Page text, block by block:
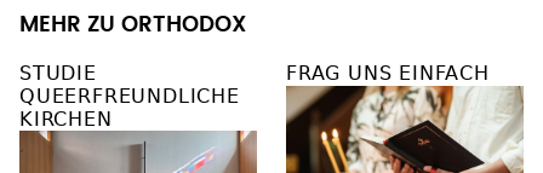
MEHR ZU ORTHODOX
STUDIE
QUEERFREUNDLICHE
KIRCHEN
FRAG UNS EINFACH